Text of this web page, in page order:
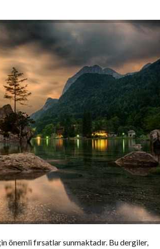
önemli fırsatlar sunmaktadır. Bu dergiler,